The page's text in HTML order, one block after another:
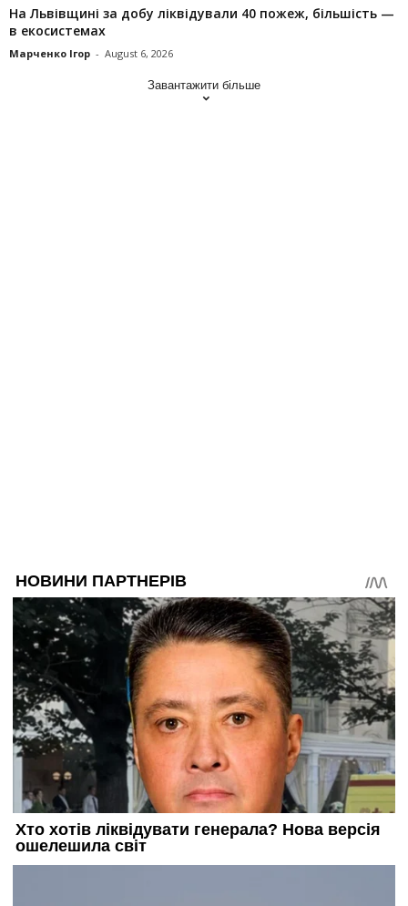
На Львівщині за добу ліквідували 40 пожеж, більшість —
в екосистемах
Марченко Ігор - August 6, 2026
Завантажити більше